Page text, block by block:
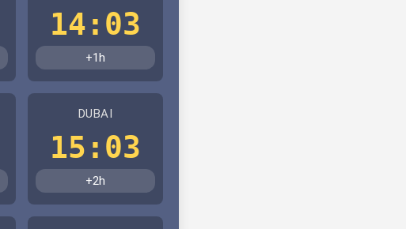
14:03
+1h
DUBAI
15:03
+2h